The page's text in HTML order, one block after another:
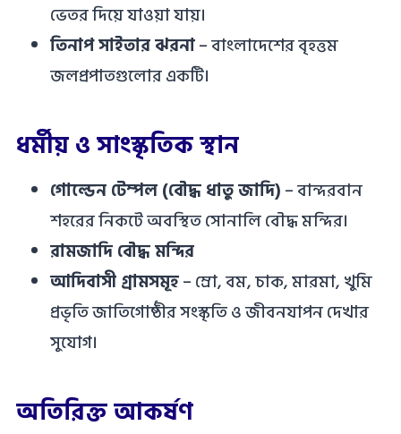
ভেতর দিয়ে যাওয়া যায়।
তিনাপ সাইতার ঝরনা– বাংলাদেশের বৃহত্তম
জলপ্রপাতগুলোর একটি।
ধর্মীয় ও সাংস্কৃতিক স্থান
গোল্ডেন টেম্পল (বৌদ্ধ ধাতু জাদি)– বান্দরবান
শহরের নিকটে অবস্থিত সোনালি বৌদ্ধ মন্দির।
রামজাদি বৌদ্ধ মন্দির
আদিবাসী গ্রামসমূহ– ম্রো, বম, চাক, মারমা, খুমি
প্রভৃতি জাতিগোষ্ঠীর সংস্কৃতি ও জীবনযাপন দেখার
সুযোগ।
অতিরিক্ত আকর্ষণ